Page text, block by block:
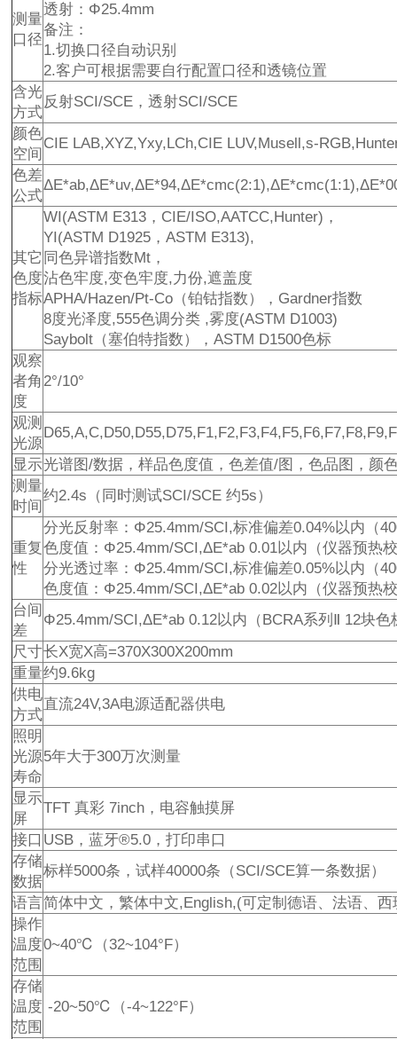
测量
口径
透射：Φ25.4mm
备注：
1.切换口径自动识别
2.客户可根据需要自行配置口径和透镜位置
含光
方式
反射SCI/SCE，透射SCI/SCE
颜色
空间
CIE LAB,XYZ,Yxy,LCh,CIE LUV,Musell,s-
色差
公式
其它
色度
指标
WI(ASTM E313，CIE/ISO,AATCC,Hunter)，
YI(ASTM D1925，ASTM E313),
同色异谱指数Mt，
沾色牢度,变色牢度,力份,遮盖度
APHA/Hazen/Pt-Co（铂钴指数），Gardner指数
8度光泽度,555色调分类 ,雾度(ASTM D1003)
Saybolt（塞伯特指数），ASTM D1500色标
观察
者角
度
2°/10°
观测
光源
显示光谱图/数据，样品色度值，色差值/图，色品图，颜
测量
时间
约2.4s（同时测试SCI/SCE 约5s）
重复
性
分光反射率：Φ25.4mm/SCI,标准偏差0.04%以内（
色度值：Φ25.4mm/SCI,ΔE*ab 0.01以内（仪器预热
分光透过率：Φ25.4mm/SCI,标准偏差0.05%以内（
色度值：Φ25.4mm/SCI,ΔE*ab 0.02以内（仪器预热
台间
差
Φ25.4mm/SCI,ΔE*ab 0.12以内（BCRA系列Ⅱ 12块色
尺寸长X宽X高=370X300X200mm
重量约9.6kg
供电
方式
直流24V,3A电源适配器供电
照明
光源
寿命
5年大于300万次测量
显示
屏
TFT 真彩 7inch，电容触摸屏
接口 USB，蓝牙®5.0，打印串口
存储
数据
标样5000条，试样40000条（SCI/SCE算一条数据）
语言简体中文，繁体中文,English,(可定制德语、法语、西
操作
温度
范围
0~40℃（32~104°F）
存储
温度
范围
-20~50℃（-4~122°F）